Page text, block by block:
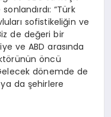
“Türk
sofistikeliğin ve
de değeri bir
ve ABD arasında
öncü
dönemde de
da şehirlere